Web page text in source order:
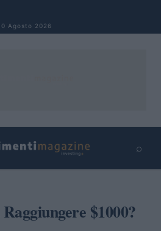
Agosto 2026
⌕
$1000?